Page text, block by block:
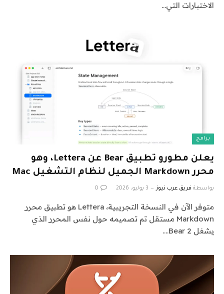
الاختبارات التي…
برامج
يعلن مطورو تطبيق Bear عن Lettera، وهو
محرر Markdown الجميل لنظام التشغيل Mac
بواسطة فريق عرب نيوز 3 يوليو، 2026 0
متوفر الآن في النسخة التجريبية، Lettera هو تطبيق محرر
Markdown مستقل تم تصميمه حول نفس المحرر الذي
يشغل Bear 2.…